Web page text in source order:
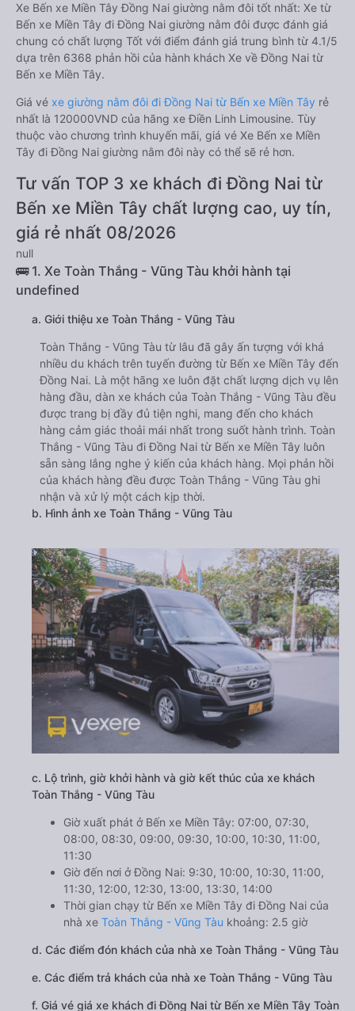
Xe Bến xe Miền Tây Đồng Nai giường nằm đôi tốt nhất: Xe từ
Bến xe Miền Tây đi Đồng Nai giường nằm đôi được đánh giá
chung có chất lượng Tốt với điểm đánh giá trung bình từ 4.1/5
dựa trên 6368 phản hồi của hành khách Xe về Đồng Nai từ
Bến xe Miền Tây.
Giá vé xe giường nằm đôi đi Đồng Nai từ Bến xe Miền Tây rẻ
nhất là 120000VND của hãng xe Điền Linh Limousine. Tùy
thuộc vào chương trình khuyến mãi, giá vé Xe Bến xe Miền
Tây đi Đồng Nai giường nằm đôi này có thể sẽ rẻ hơn.
Tư vấn TOP 3 xe khách đi Đồng Nai từ
Bến xe Miền Tây chất lượng cao, uy tín,
giá rẻ nhất 08/2026
null
🚌 1. Xe Toàn Thắng - Vũng Tàu khởi hành tại
undefined
a. Giới thiệu xe Toàn Thắng - Vũng Tàu
Toàn Thắng - Vũng Tàu từ lâu đã gây ấn tượng với khá
nhiều du khách trên tuyến đường từ Bến xe Miền Tây đến
Đồng Nai. Là một hãng xe luôn đặt chất lượng dịch vụ lên
hàng đầu, dàn xe khách của Toàn Thắng - Vũng Tàu đều
được trang bị đầy đủ tiện nghi, mang đến cho khách
hàng cảm giác thoải mái nhất trong suốt hành trình. Toàn
Thắng - Vũng Tàu đi Đồng Nai từ Bến xe Miền Tây luôn
sẵn sàng lắng nghe ý kiến của khách hàng. Mọi phản hồi
của khách hàng đều được Toàn Thắng - Vũng Tàu ghi
nhận và xử lý một cách kịp thời.
b. Hình ảnh xe Toàn Thắng - Vũng Tàu
c. Lộ trình, giờ khởi hành và giờ kết thúc của xe khách
Toàn Thắng - Vũng Tàu
Giờ xuất phát ở Bến xe Miền Tây: 07:00, 07:30,
08:00, 08:30, 09:00, 09:30, 10:00, 10:30, 11:00,
11:30
Giờ đến nơi ở Đồng Nai: 9:30, 10:00, 10:30, 11:00,
11:30, 12:00, 12:30, 13:00, 13:30, 14:00
Thời gian chạy từ Bến xe Miền Tây đi Đồng Nai của
nhà xe Toàn Thắng - Vũng Tàu khoảng: 2.5 giờ
d. Các điểm đón khách của nhà xe Toàn Thắng - Vũng Tàu
e. Các điểm trả khách của nhà xe Toàn Thắng - Vũng Tàu
f. Giá vé giá xe khách đi Đồng Nai từ Bến xe Miền Tây Toàn